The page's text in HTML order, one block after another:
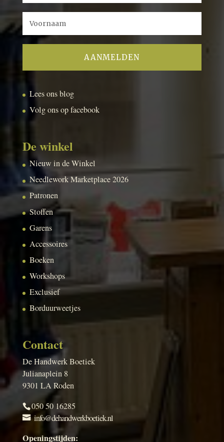
Lees ons blog
Volg ons op facebook
De winkel
Nieuw in de Winkel
Needlework Marketplace 2026
Patronen
Stoffen
Garens
Accessoires
Boeken
Workshops
Exclusief
Borduurweetjes
Contact
De Handwerk Boetiek
Julianaplein 8
9301 LA Roden
050 50 16285
info@dehandwerkboetiek.nl
Openingstijden: